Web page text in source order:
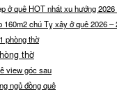
ở quê HOT nhất xu hướng 2026
chú Tỵ xây ở quê 2026 –
phòng thờ
thờ
view góc sau
ngủ đồng quê